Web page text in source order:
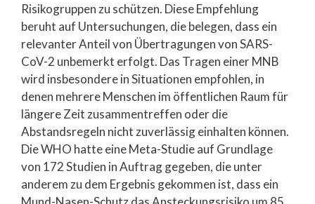
Risikogruppen zu schützen. Diese Empfehlung
beruht auf Untersuchungen, die belegen, dass ein
relevanter Anteil von Übertragungen von SARS-
CoV-2 unbemerkt erfolgt. Das Tragen einer MNB
wird insbesondere in Situationen empfohlen, in
denen mehrere Menschen im öffentlichen Raum für
längere Zeit zusammentreffen oder die
Abstandsregeln nicht zuverlässig einhalten können.
Die WHO hatte eine Meta-Studie auf Grundlage
von 172 Studien in Auftrag gegeben, die unter
anderem zu dem Ergebnis gekommen ist, dass ein